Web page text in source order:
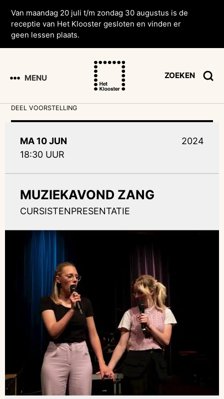
Van maandag 20 juli t/m zondag 30 augustus is de
receptie van Het Klooster gesloten en vinden er
geen lessen plaats.
MENU ZOEKEN
DEEL VOORSTELLING
MA 10 JUN
18:30 UUR
2024
MUZIEKAVOND ZANG
CURSISTENPRESENTATIE